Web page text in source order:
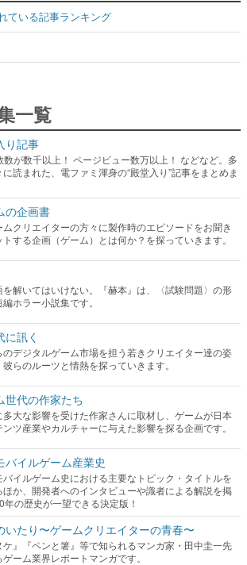
ている記事ランキング
一覧
り記事
数が数千以上！ ページビュー数万以上！ などなど。多
に読まれた、電ファミ渾身の“殿堂入り”記事をまとめま
の企画書
ムクリエイターの方々に製作時のエピソードをお聞き
トする企画（ゲーム）とは何か？を探っていきます。
を解いてはいけない。『赫本』は、〈試験問題〉の形
ホラー小説集です。
に訊く
のデジタルゲーム市場を担う若きクリエイター達の姿
らのルーツと情熱を探っていきます。
世代の作家たち
多大な影響を受けた作家さんに取材し、ゲームが日本
ツ産業やカルチャーに与えた影響を探る企画です。
バイルゲーム産業史
バイルゲーム史における主要なトピック・タイトルを
ほか、開発者へのインタビューや識者による解説を掲
年の歴史が一望できる決定版！
いたり〜ゲームクリエイターの青春〜
ケ』『ペンと箸』等で知られるマンガ家・田中圭一先
ーム業界レポートマンガです。